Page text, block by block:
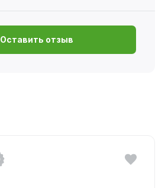
Оставить отзыв